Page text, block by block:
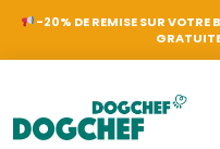
-20% DE REMISE SUR VOTRE
Se